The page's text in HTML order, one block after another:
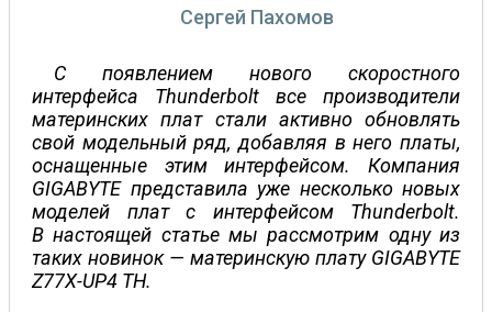
Сергей Пахомов
С появлением нового скоростного
интерфейса Thunderbolt все производители
материнских плат стали активно обновлять
свой модельный ряд, добавляя в него платы,
оснащенные этим интерфейсом. Компания
GIGABYTE представила уже несколько новых
моделей плат с интерфейсом Thunderbolt.
В настоящей статье мы рассмотрим одну из
таких новинок — материнскую плату GIGABYTE
Z77X-UP4 TH.